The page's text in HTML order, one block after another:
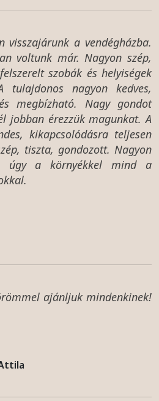
visszajárunk a vendégházba.
voltunk már. Nagyon szép,
szobák és helyiségek
tulajdonos nagyon kedves,
megbízható. Nagy gondot
jobban érezzük magunkat. A
kikapcsolódásra teljesen
tiszta, gondozott. Nagyon
úgy a környékkel mind a
ajánljuk mindenkinek!